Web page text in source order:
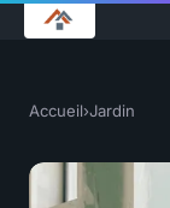
Accueil›Jardin